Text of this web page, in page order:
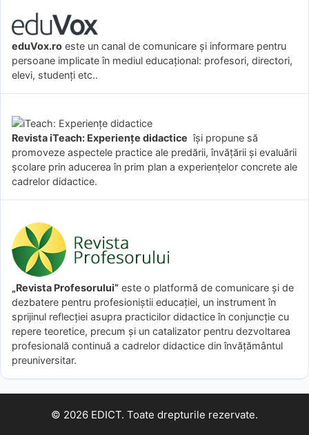
eduVox.ro este un canal de comunicare și informare pentru
persoane implicate în mediul educațional: profesori, directori,
elevi, studenți etc..
Revista iTeach: Experienţe didactice îşi propune să
promoveze aspectele practice ale predării, învăţării şi evaluării
şcolare prin aducerea în prim plan a experienţelor concrete ale
cadrelor didactice.
„Revista Profesorului” este o platformă de comunicare și de
dezbatere pentru profesioniștii educației, un instrument în
sprijinul reflecției asupra practicilor didactice în conjuncție cu
repere teoretice, precum și un catalizator pentru dezvoltarea
profesională continuă a cadrelor didactice din învățământul
preuniversitar.
© 2026 EDICT. Toate drepturile rezervate.